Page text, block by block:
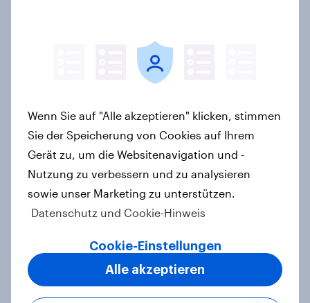
Maßgeschneiderte Reisen per
Prompt: Was Urlauber von
welche KI-Tools bei der
Reiseplanung bereits genutzt
werden
virtueller Reiseführer, weniger
Buchungsagent
Artikel
Wenn Sie auf "Alle akzeptieren" klicken, stimmen
Sie der Speicherung von Cookies auf Ihrem
Gerät zu, um die Websitenavigation und -
Nutzung zu verbessern und zu analysieren
sowie unser Marketing zu unterstützen.
Datenschutz und Cookie-Hinweis
Cookie-Einstellungen
Alle akzeptieren